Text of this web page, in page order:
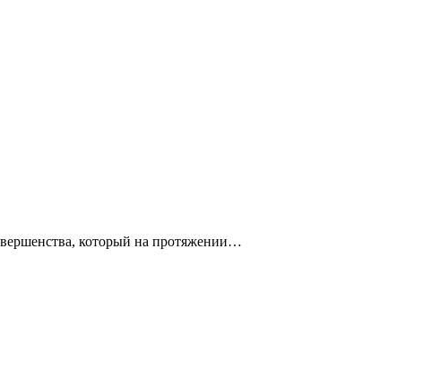
который на протяжении…